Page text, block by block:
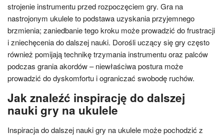
strojenie instrumentu przed rozpoczęciem gry. Gra na
nastrojonym ukulele to podstawa uzyskania przyjemnego
brzmienia; zaniedbanie tego kroku może prowadzić do frustracji
i zniechęcenia do dalszej nauki. Dorośli uczący się gry często
również pomijają technikę trzymania instrumentu oraz palców
podczas grania akordów – niewłaściwa postura może
prowadzić do dyskomfortu i ograniczać swobodę ruchów.
Jak znaleźć inspirację do dalszej
nauki gry na ukulele
Inspiracja do dalszej nauki gry na ukulele może pochodzić z